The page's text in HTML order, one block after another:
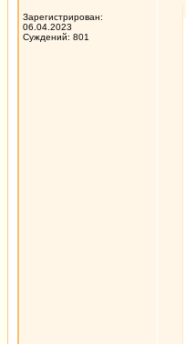
Зарегистрирован:
06.04.2023
Суждений: 801